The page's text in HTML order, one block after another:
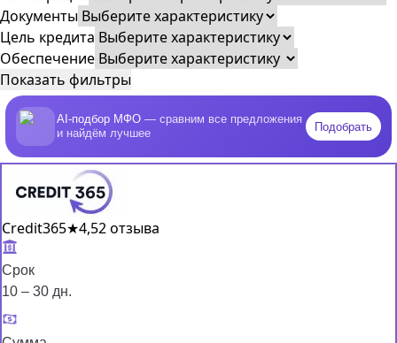
Документы
Цель кредита
Обеспечение
Показать фильтры
AI-подбор МФО — сравним все предложения
и найдём лучшее
Подобрать
Credit365★4,52 отзыва
Срок
10 – 30 дн.